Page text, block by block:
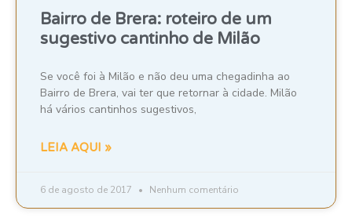
Bairro de Brera: roteiro de um
sugestivo cantinho de Milão
Se você foi à Milão e não deu uma chegadinha ao
Bairro de Brera, vai ter que retornar à cidade. Milão
há vários cantinhos sugestivos,
LEIA AQUI »
6 de agosto de 2017 Nenhum comentário